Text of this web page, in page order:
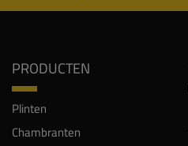
PRODUCTEN
Plinten
Chambranten